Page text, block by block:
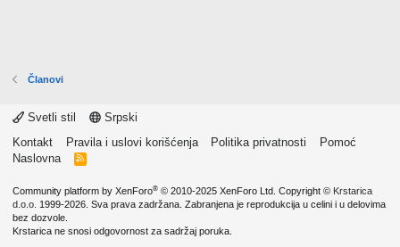
Članovi
Svetli stil
Srpski
Kontakt
Pravila i uslovi korišćenja Politika privatnosti
Pomoć
Naslovna
R
Community platform by XenForo® © 2010-2025 XenForo Ltd. Copyright © Krstarica
d.o.o. 1999-2026. Sva prava zadržana. Zabranjena je reprodukcija u celini i u delovima
bez dozvole.
Krstarica ne snosi odgovornost za sadržaj poruka.